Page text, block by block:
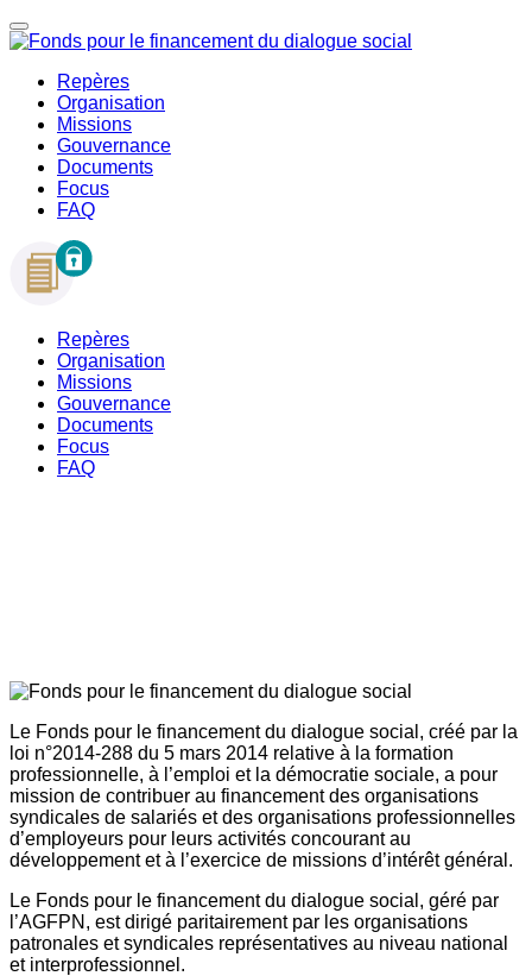
Repères
Organisation
Missions
Gouvernance
Documents
Focus
FAQ
Repères
Organisation
Missions
Gouvernance
Documents
Focus
FAQ
Le Fonds pour le financement du dialogue social, créé par la
loi n°2014-288 du 5 mars 2014 relative à la formation
professionnelle, à l’emploi et la démocratie sociale, a pour
mission de contribuer au financement des organisations
syndicales de salariés et des organisations professionnelles
d’employeurs pour leurs activités concourant au
développement et à l’exercice de missions d’intérêt général.
Le Fonds pour le financement du dialogue social, géré par
l’AGFPN, est dirigé paritairement par les organisations
patronales et syndicales représentatives au niveau national
et interprofessionnel.